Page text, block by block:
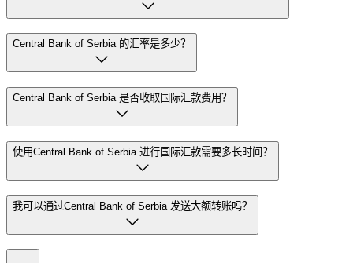
Central Bank of Serbia 的汇率是多少？
Central Bank of Serbia 是否收取国际汇款费用？
使用Central Bank of Serbia 进行国际汇款需要多长时间？
我可以通过Central Bank of Serbia 发送大额转账吗？